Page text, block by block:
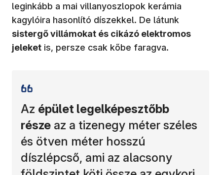
leginkább a mai villanyoszlopok kerámia
kagylóira hasonlító díszekkel. De látunk
sistergő villámokat és cikázó elektromos
jeleket is, persze csak kőbe faragva.
Az épület legelképesztőbb
része az a tizenegy méter széles
és ötven méter hosszú
díszlépcső, ami az alacsony